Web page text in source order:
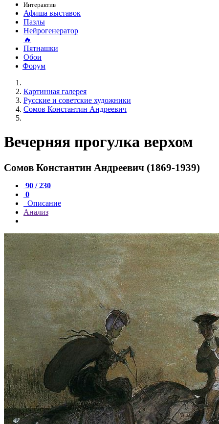
Интерактив
Афиша выставок
Пазлы
Нейрогенератор
🔥
Пятнашки
Обои
Форум
Картинная галерея
Русские и советские художники
Сомов Константин Андреевич
Вечерняя прогулка верхом
Сомов Константин Андреевич (1869-1939)
90 / 230
0
Описание
Анализ